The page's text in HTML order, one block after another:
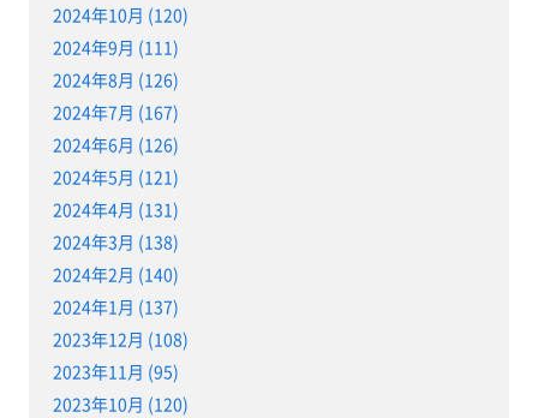
2024年10月 (120)
2024年9月 (111)
2024年8月 (126)
2024年7月 (167)
2024年6月 (126)
2024年5月 (121)
2024年4月 (131)
2024年3月 (138)
2024年2月 (140)
2024年1月 (137)
2023年12月 (108)
2023年11月 (95)
2023年10月 (120)